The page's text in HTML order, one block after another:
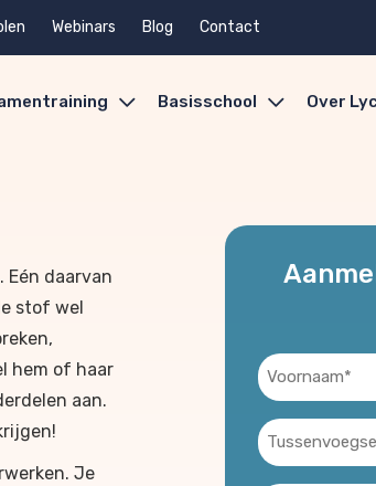
Webinars Blog Contact
Basisschool Over
Eén daarvan
stof wel
hem of haar
aan.
Je
Voornaam
(Vereist)
Tussenvoegsel